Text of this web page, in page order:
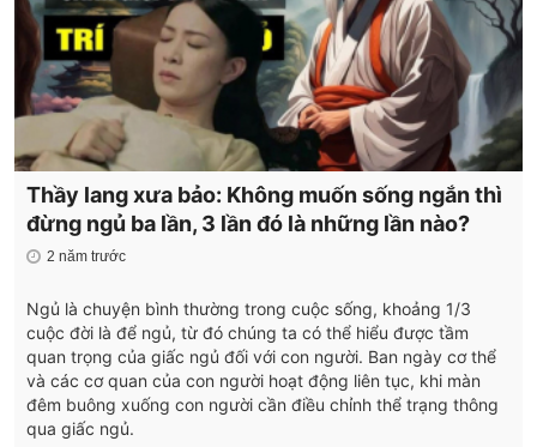
Thầy lang xưa bảo: Không muốn sống ngắn thì
đừng ngủ ba lần, 3 lần đó là những lần nào?
2 năm trước
Ngủ là chuyện bình thường trong cuộc sống, khoảng 1/3
cuộc đời là để ngủ, từ đó chúng ta có thể hiểu được tầm
quan trọng của giấc ngủ đối với con người. Ban ngày cơ thể
và các cơ quan của con người hoạt động liên tục, khi màn
đêm buông xuống con người cần điều chỉnh thể trạng thông
qua giấc ngủ.